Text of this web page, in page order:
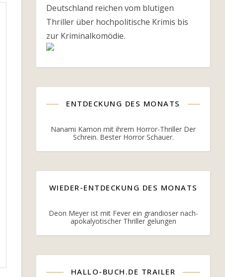
Deutschland reichen vom blutigen
Thriller über hochpolitische Krimis bis
zur Kriminalkomödie.
ENTDECKUNG DES MONATS
Nanami Kamon mit ihrem Horror-Thriller Der
Schrein. Bester Horror Schauer.
WIEDER-ENTDECKUNG DES MONATS
Deon Meyer ist mit Fever ein grandioser nach-
apokalyotischer Thriller gelungen
HALLO-BUCH.DE TRAILER